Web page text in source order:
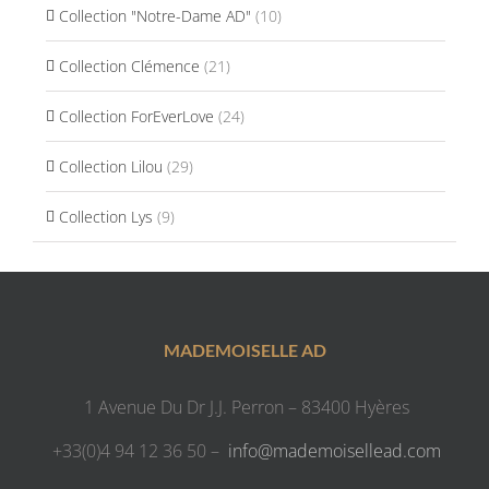
Collection "Notre-Dame AD" (10)
Collection Clémence (21)
Collection ForEverLove (24)
Collection Lilou (29)
Collection Lys (9)
MADEMOISELLE AD
1 Avenue Du Dr J.J. Perron – 83400 Hyères
+33(0)4 94 12 36 50 – info@mademoisellead.com